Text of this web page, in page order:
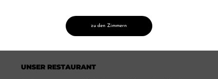
UNSER RESTAURANT
zu den Zimmern